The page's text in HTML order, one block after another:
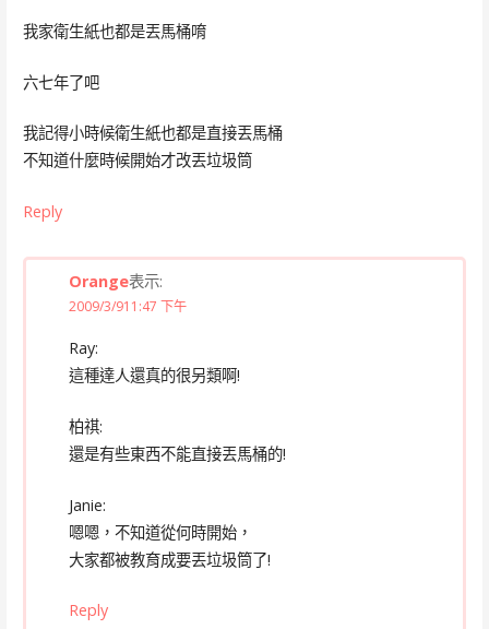
我家衛生紙也都是丟馬桶唷
六七年了吧
我記得小時候衛生紙也都是直接丟馬桶
不知道什麼時候開始才改丟垃圾筒
Reply
Orange表示:
2009/3/911:47 下午
Ray:
這種達人還真的很另類啊!
柏祺:
還是有些東西不能直接丟馬桶的!
Janie:
嗯嗯，不知道從何時開始，
大家都被教育成要丟垃圾筒了!
Reply